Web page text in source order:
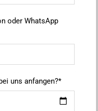
oder WhatsApp
uns anfangen?*